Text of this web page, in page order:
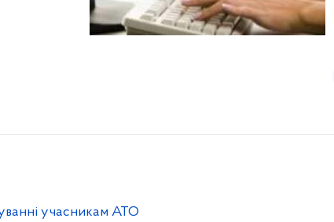
учасникам АТО